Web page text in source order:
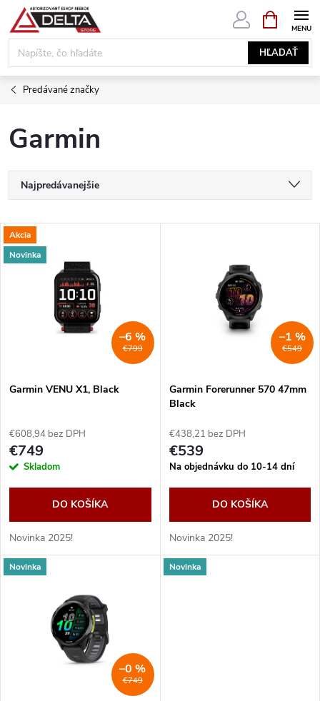
Prejsť
obsah
HĽADAŤ
KOŠÍK
Predávané značky
Garmin
R
a
d
e
p
r
d
u
Najpredávanejšie
Najdrahšie
Abecedne
V
ý
s
r
o
d
u
Akcia
Novinka
€799
–6 %
Garmin VENU X1, Black
€608,94 bez DPH
€749
Skladom
DO KOŠÍKA
Novinka 2025!
€549
–1 %
Garmin Forerunner 570 47mm
Black
€438,21 bez DPH
€539
Na objednávku do 10-14 dní
DO KOŠÍKA
Novinka 2025!
Novinka
€749
–0 %
Novinka